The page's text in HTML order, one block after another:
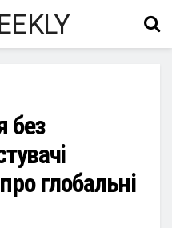
без
глобальні